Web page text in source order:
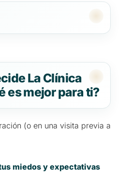
La Clínica
es mejor para ti?
(o en una visita previa a
miedos y expectativas